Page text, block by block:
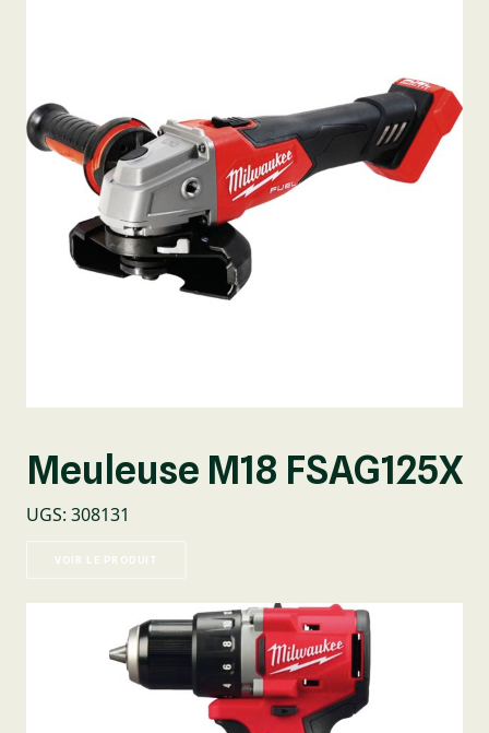
Meuleuse M18 FSAG125X
UGS: 308131
VOIR LE PRODUIT